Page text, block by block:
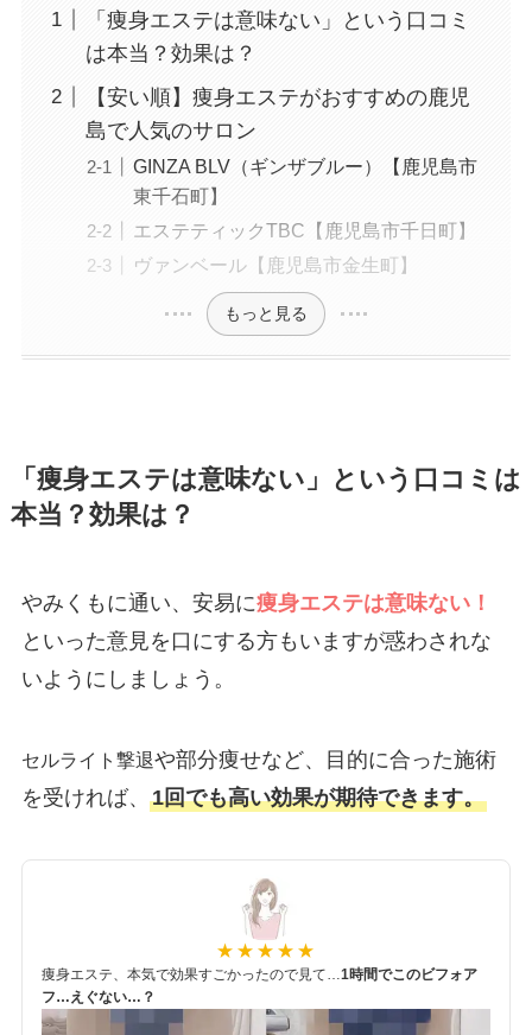
「痩身エステは意味ない」という口コミ
は本当？効果は？
【安い順】痩身エステがおすすめの鹿児
島で人気のサロン
GINZA BLV（ギンザブルー）【鹿児島市
東千石町】
エステティックTBC【鹿児島市千日町】
ヴァンベール【鹿児島市金生町】
もっと見る
「痩身エステは意味ない」という口コミは
本当？効果は？
やみくもに通い、安易に痩身エステは意味ない！
といった意見を口にする方もいますが惑わされな
いようにしましょう。
セルライト撃退や部分痩せなど、目的に合った施術
を受ければ、 1回でも高い効果が期待できます。
痩身エステ、本気で効果すごかったので見て…1時間でこのビフォア
フ…えぐない…？